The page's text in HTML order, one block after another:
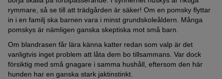
rymmare, så se till att trädgården är säker! Om en pomsky flyttar
in i en familj ska barnen vara i minst grundskoleåldern. Många
pomskys är nämligen ganska skeptiska mot små barn.
Om blandrasen får lära känna katter redan som valp är det
vanligtvis inget problem att låta dem bo tillsammans. Var dock
försiktig med små gnagare i samma hushåll, eftersom den här
hunden har en ganska stark jaktinstinkt.